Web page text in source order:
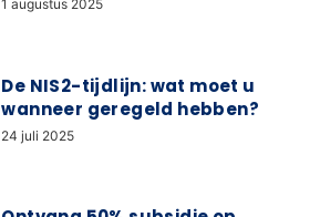
1 augustus 2025
De NIS2-tijdlijn: wat moet u
wanneer geregeld hebben?
24 juli 2025